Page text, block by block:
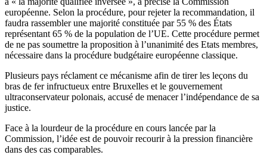
européenne. Selon la procédure, pour rejeter la recommandation, il
faudra rassembler une majorité constituée par 55 % des États
représentant 65 % de la population de l’UE. Cette procédure permet
de ne pas soumettre la proposition à l’unanimité des Etats membres,
nécessaire dans la procédure budgétaire européenne classique.
Plusieurs pays réclament ce mécanisme afin de tirer les leçons du
bras de fer infructueux entre Bruxelles et le gouvernement
ultraconservateur polonais, accusé de menacer l’indépendance de sa
justice.
Face à la lourdeur de la procédure en cours lancée par la
Commission, l’idée est de pouvoir recourir à la pression financière
dans des cas comparables.